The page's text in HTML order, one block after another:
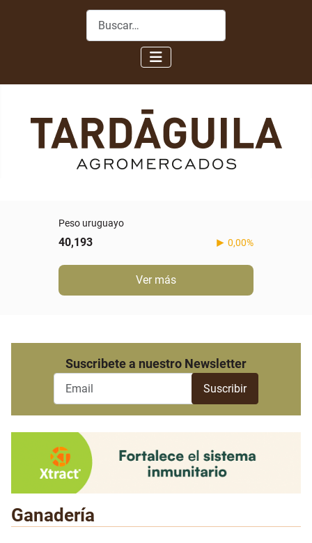
Buscar
Peso uruguayo
40,193 0,00%
Ver más
Suscribete a nuestro Newsletter
Ganadería